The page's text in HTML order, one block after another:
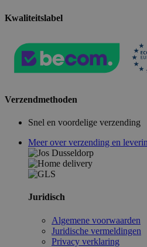
Kwaliteitslabel
Verzendmethoden
Snel en voordelige verzending
Meer over verzending en
Juridisch
Algemene voorwaarden
Juridische vermeldingen
Privacy verklaring